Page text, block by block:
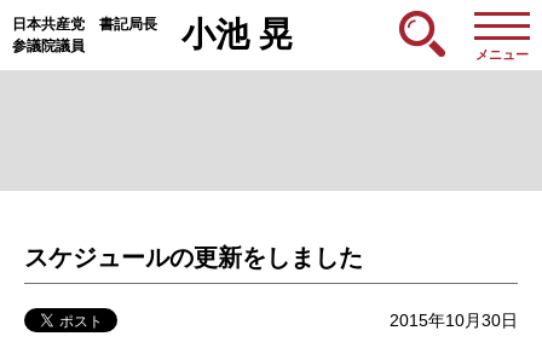
日本共産党 書記局長
参議院議員
小池 晃
メニュー
スケジュールの更新をしました
2015年10月30日